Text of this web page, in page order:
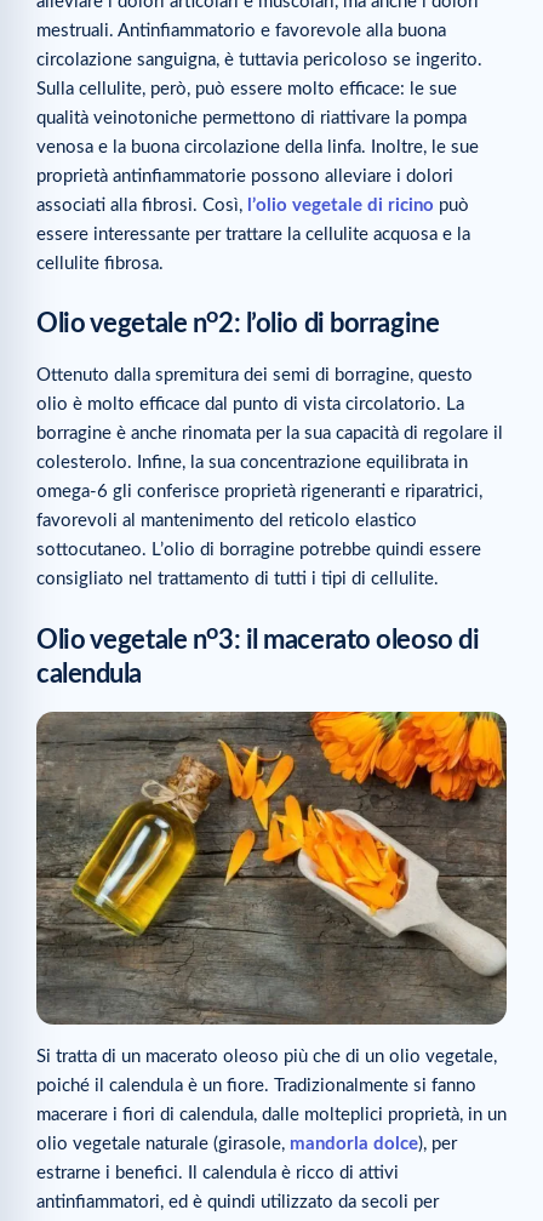
mestruali. Antinfiammatorio e favorevole alla buona
circolazione sanguigna, è tuttavia pericoloso se ingerito.
Sulla cellulite, però, può essere molto efficace: le sue
qualità veinotoniche permettono di riattivare la pompa
venosa e la buona circolazione della linfa. Inoltre, le sue
proprietà antinfiammatorie possono alleviare i dolori
associati alla fibrosi. Così, l’olio vegetale di ricino può
essere interessante per trattare la cellulite acquosa e la
cellulite fibrosa.
Olio vegetale no2: l’olio di borragine
Ottenuto dalla spremitura dei semi di borragine, questo
olio è molto efficace dal punto di vista circolatorio. La
borragine è anche rinomata per la sua capacità di regolare il
colesterolo. Infine, la sua concentrazione equilibrata in
omega-6 gli conferisce proprietà rigeneranti e riparatrici,
favorevoli al mantenimento del reticolo elastico
sottocutaneo. L’olio di borragine potrebbe quindi essere
consigliato nel trattamento di tutti i tipi di cellulite.
Olio vegetale no3: il macerato oleoso di
calendula
Si tratta di un macerato oleoso più che di un olio vegetale,
poiché il calendula è un fiore. Tradizionalmente si fanno
macerare i fiori di calendula, dalle molteplici proprietà, in un
olio vegetale naturale (girasole, mandorla dolce), per
estrarne i benefici. Il calendula è ricco di attivi
antinfiammatori, ed è quindi utilizzato da secoli per